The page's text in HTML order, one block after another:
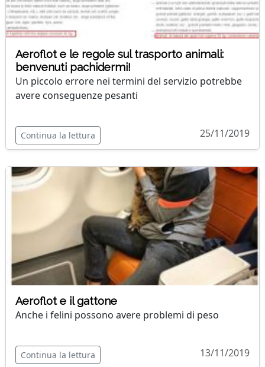
Aeroflot e le regole sul trasporto animali:
benvenuti pachidermi!
Un piccolo errore nei termini del servizio potrebbe
avere conseguenze pesanti
Continua la lettura 25/11/2019
Aeroflot e il gattone
Anche i felini possono avere problemi di peso
Continua la lettura 13/11/2019